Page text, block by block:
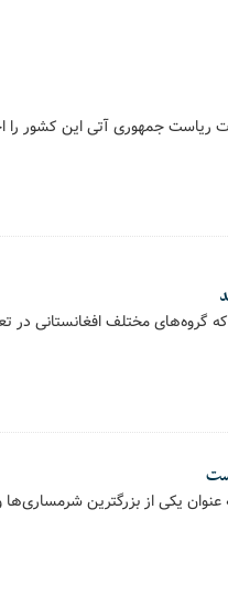
ریاست جمهوری آتی این کشور را
گروه‌های مختلف افغانستانی در
یکی از بزرگترین